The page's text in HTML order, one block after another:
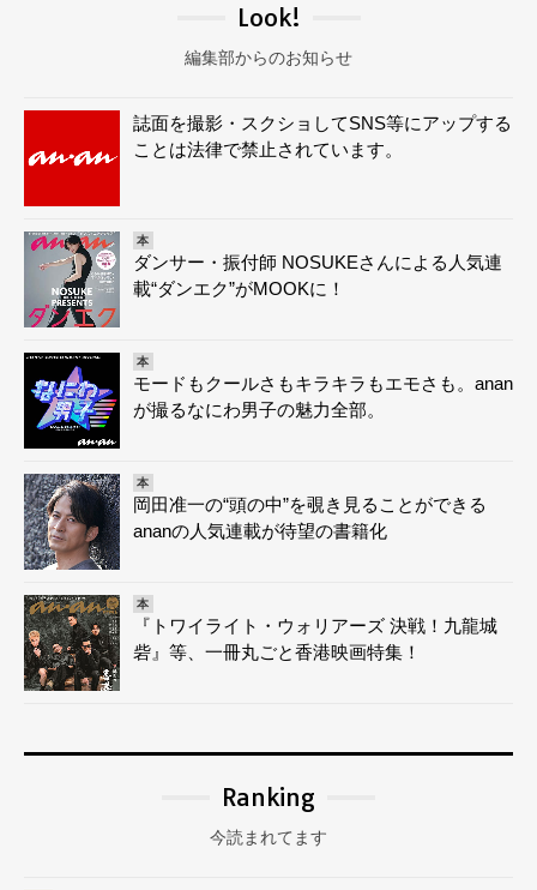
Look!
編集部からのお知らせ
誌面を撮影・スクショしてSNS等にアップする
ことは法律で禁止されています。
本
ダンサー・振付師 NOSUKEさんによる人気連
載“ダンエク”がMOOKに！
本
モードもクールさもキラキラもエモさも。anan
が撮るなにわ男子の魅力全部。
本
岡田准一の“頭の中”を覗き見ることができる
ananの人気連載が待望の書籍化
本
『トワイライト・ウォリアーズ 決戦！九龍城
砦』等、一冊丸ごと香港映画特集！
Ranking
今読まれてます